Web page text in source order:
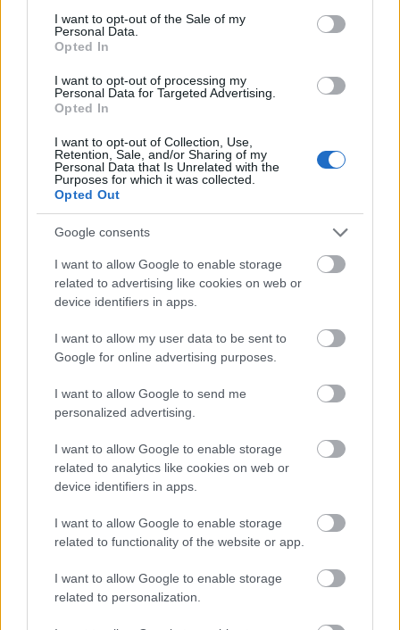
consent section.
I want to opt-out of the Sale of my
Personal Data.
Opted In
I want to opt-out of processing my
Personal Data for Targeted Advertising.
Opted In
I want to opt-out of Collection, Use,
Retention, Sale, and/or Sharing of my
Personal Data that Is Unrelated with the
Purposes for which it was collected.
Opted Out
Google consents
I want to allow Google to enable storage
related to advertising like cookies on web or
device identifiers in apps.
I want to allow my user data to be sent to
Google for online advertising purposes.
I want to allow Google to send me
personalized advertising.
I want to allow Google to enable storage
related to analytics like cookies on web or
device identifiers in apps.
I want to allow Google to enable storage
related to functionality of the website or app.
I want to allow Google to enable storage
related to personalization.
и подписавшись на канал.
До новых встреч, желаю вам приятного
времяпровождения и удачных игр!
Если вам понравилось это видео, пожалуйста,
подписавшись наYouTube:-)
Фан-арт, вдохновлённый этим
боем с боссом
Фан-арт в аниме-стиле, изображающий
Запятнанную в доспехах Черного Ножа,
залитых синим светом руинах акведука Сиофра.
Нажмите или коснитесь изображения, чтобы